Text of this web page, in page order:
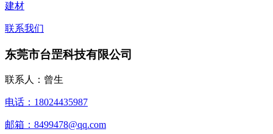
建材
联系我们
东莞市台罡科技有限公司
联系人：曾生
电话：18024435987
邮箱：8499478@qq.com